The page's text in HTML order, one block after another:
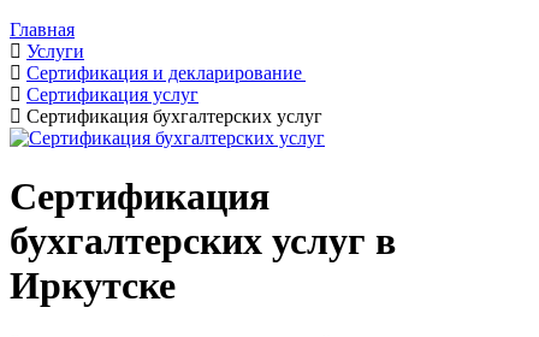
Главная
Услуги
Сертификация и декларирование
Сертификация услуг
Сертификация бухгалтерских услуг
Сертификация
бухгалтерских услуг в
Иркутске